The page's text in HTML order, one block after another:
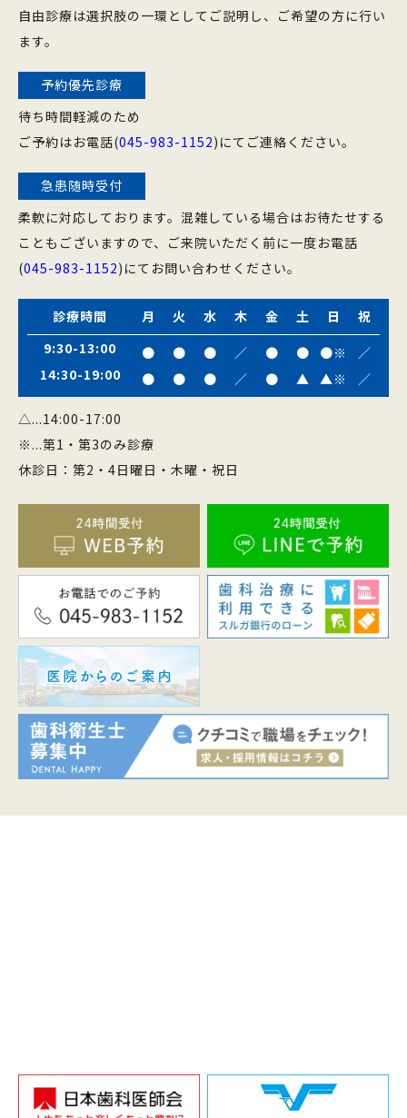
自由診療は選択肢の一環としてご説明し、ご希望の方に行い
ます。
予約優先診療
待ち時間軽減のため
ご予約はお電話(045-983-1152)にてご連絡ください。
急患随時受付
柔軟に対応しております。混雑している場合はお待たせする
こともございますので、ご来院いただく前に一度お電話
(045-983-1152)にてお問い合わせください。
診療時間 月 火 水 木 金 土 日
祝
9:30-13:00
● ● ● ／ ● ● ●※
／
14:30-19:00
● ● ● ／ ● ▲ ▲※ ／
△...14:00-17:00
※...第1・第3のみ診療
休診日：第2・4日曜日・木曜・祝日